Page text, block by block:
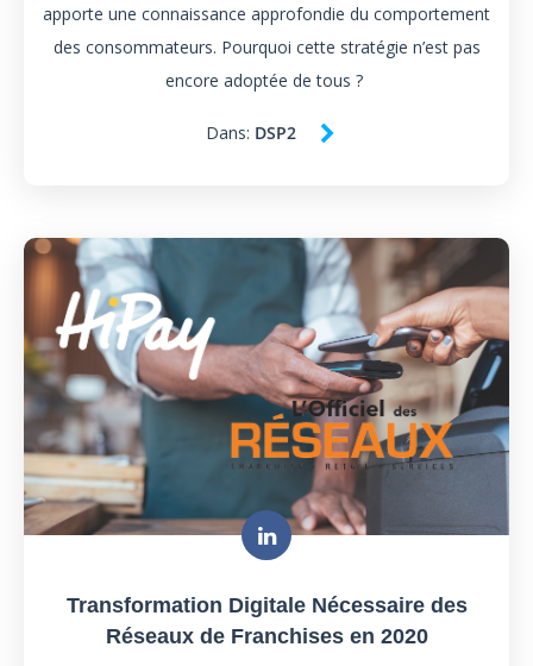
apporte une connaissance approfondie du comportement
des consommateurs. Pourquoi cette stratégie n’est pas
encore adoptée de tous ?
Dans: DSP2
Transformation Digitale Nécessaire des
Réseaux de Franchises en 2020